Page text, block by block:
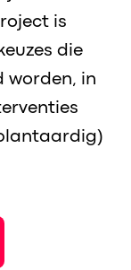
is
die
worden, in